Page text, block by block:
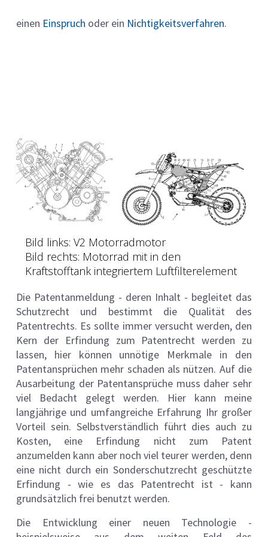
einen Einspruch oder ein Nichtigkeitsverfahren.
Bild links: V2 Motorradmotor
Bild rechts: Motorrad mit in den
Kraftstofftank integriertem Luftfilterelement
Die Patentanmeldung - deren Inhalt - begleitet das
Schutzrecht und bestimmt die Qualität des
Patentrechts. Es sollte immer versucht werden, den
Kern der Erfindung zum Patentrecht werden zu
lassen, hier können unnötige Merkmale in den
Patentansprüchen mehr schaden als nützen. Auf die
Ausarbeitung der Patentansprüche muss daher sehr
viel Bedacht gelegt werden. Hier kann meine
langjährige und umfangreiche Erfahrung Ihr großer
Vorteil sein. Selbstverständlich führt dies auch zu
Kosten, eine Erfindung nicht zum Patent
anzumelden kann aber noch viel teurer werden, denn
eine nicht durch ein Sonderschutzrecht geschützte
Erfindung - wie es das Patentrecht ist - kann
grundsätzlich frei benutzt werden.
Die Entwicklung einer neuen Technologie -